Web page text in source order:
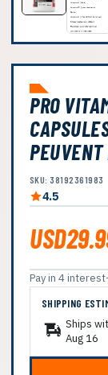
PRO
SKU: 38192361983
4.5
Pay in 4
SHIPPING
Ships
Aug 16